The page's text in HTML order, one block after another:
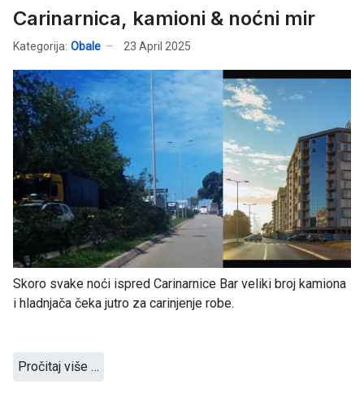
Carinarnica, kamioni & noćni mir
Kategorija: Obale 23 April 2025
Skoro svake noći ispred Carinarnice Bar veliki broj kamiona
i hladnjača čeka jutro za carinjenje robe.
Pročitaj više …